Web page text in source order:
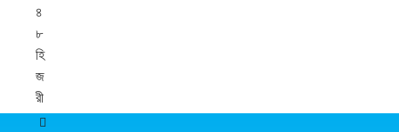
৪
৮
হি
জ
রী